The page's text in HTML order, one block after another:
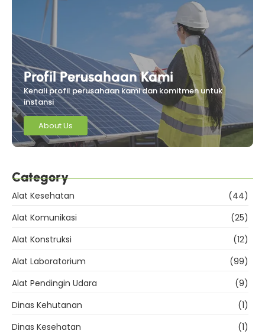
Profil Perusahaan Kami
Kenali profil perusahaan kami dan komitmen untuk
instansi
About Us
Category
Alat Kesehatan
(44)
Alat Komunikasi
(25)
Alat Konstruksi
(12)
Alat Laboratorium
(99)
Alat Pendingin Udara
(9)
Dinas Kehutanan
(1)
Dinas Kesehatan
(1)